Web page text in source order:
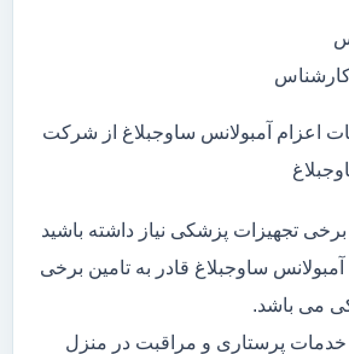
کارشناس
اعزام آمبولانس ساوجبلاغ از شرکت
تجهیزات پزشکی نیاز داشته باشید
ساوجبلاغ قادر به تامین برخی
می باشد.
پرستاری و مراقبت در منزل